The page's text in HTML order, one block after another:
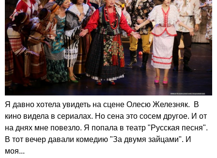
Я давно хотела увидеть на сцене Олесю Железняк. В
кино видела в сериалах. Но сена это сосем другое. И от
на днях мне повезло. Я попала в театр "Русская песня".
В тот вечер давали комедию "За двумя зайцами". И
моя...